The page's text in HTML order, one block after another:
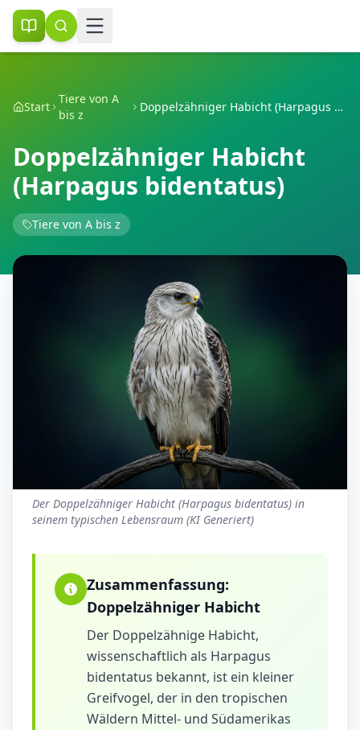
Start
Tiere von A
bis z
Doppelzähniger Habicht (Harpagus bidentatus)
Doppelzähniger Habicht
(Harpagus bidentatus)
Tiere von A bis z
Der Doppelzähniger Habicht (Harpagus bidentatus) in
seinem typischen Lebensraum (KI Generiert)
Zusammenfassung:
Doppelzähniger Habicht
Der Doppelzähnige Habicht,
wissenschaftlich als Harpagus
bidentatus bekannt, ist ein kleiner
Greifvogel, der in den tropischen
Wäldern Mittel- und Südamerikas